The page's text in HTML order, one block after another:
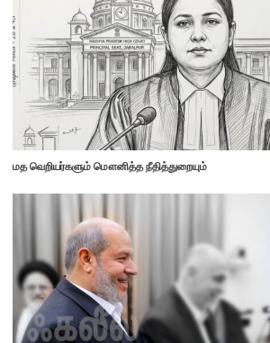
மத வெறியர்களும் மௌனித்த நீதித்துறையும்